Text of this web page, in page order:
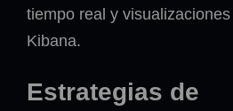
tiempo real y
Kibana.
Estrategias de